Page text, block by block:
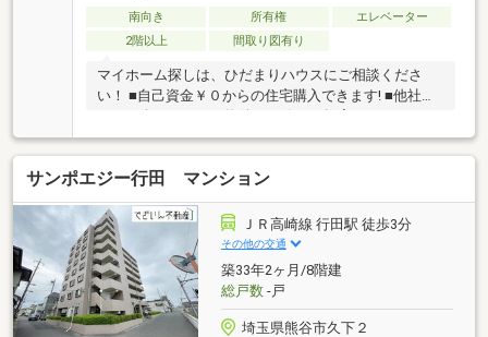
南向き 所有権
エレベーター
2階以上
間取り図有り
マイホーム探しは、ひだまりハウスにご相談くださ
い！ ■自己資金￥０からの住宅購入できます! ■他社様
でご紹介されている物件も一緒にご提案できます。 ■
新規物件・価格変更の情報がとてもスピーディーで
す。 ■インターネット非公開の物件もご紹介可能で
す。 ■ご希望の方にはメールでのやりとりだけで大丈
夫です。 ■お忙しいときは現地待合せ＆現地解散でき
ます。 ■平日のご見学希望大歓迎です! ■住宅ローンア
ドバイザーが銀行手続きをお手伝い致します。
サンポエジー行田 マンション
ＪＲ高崎線 行田駅 徒歩3分
その他の交通
築33年2ヶ月/8階建
総戸数-戸
埼玉県熊谷市久下２